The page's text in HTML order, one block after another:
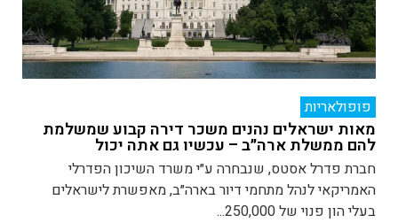
פופולאריות
מאות ישראלים נהנים משכר דירה קבוע שמשלמת
להם ממשלת ארה״ב – עכשיו גם אתה יכול
חברת פדרל אסטס, שנבחרה ע״י משרד השיכון הפדרלי
האמריקאי לנהל מתחמי דיור בארה״ב, מאפשרת לישראלים
בעלי הון פנוי של 250,000...